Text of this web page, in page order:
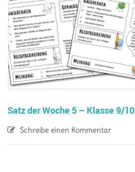
Satz der Woche 5 – Klasse 9/10
Schreibe einen Kommentar